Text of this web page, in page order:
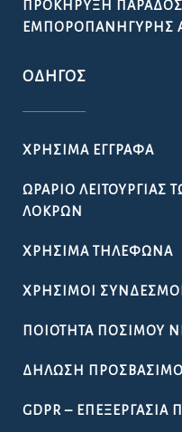
ΠΡΟΚΉΡΥΞΗ
ΕΜΠΟΡΟΠΑΝΉΓΥΡΗΣ
ΟΔΗΓΌΣ
ΧΡΉΣΙΜΑ ΈΓΓΡΑΦΑ
ΩΡΆΡΙΟ
ΛΟΚΡΏΝ
ΧΡΉΣΙΜΑ ΤΗΛΈΦΩΝΑ
ΧΡΉΣΙΜΟΙ ΣΎΝΔΕΣΜΟΙ
ΠΟΙΌΤΗΤΑ ΠΌΣΙΜΟΥ
ΔΉΛΩΣΗ
GDPR –